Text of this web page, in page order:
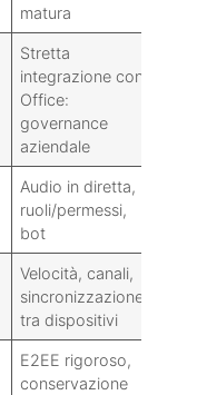
matura
Stretta
integrazione con
Office:
governance
aziendale
Audio in diretta,
ruoli/permessi,
bot
Velocità, canali,
sincronizzazione
tra dispositivi
E2EE rigoroso,
conservazione